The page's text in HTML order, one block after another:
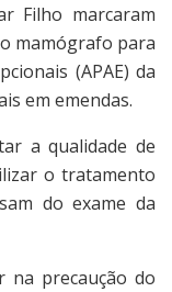
Filho marcaram
mamógrafo para
(APAE) da
em emendas.
a qualidade de
o tratamento
do exame da
na precaução do